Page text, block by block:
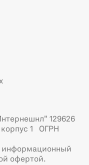
129626
корпус 1 ОГРН
информационный
офертой.